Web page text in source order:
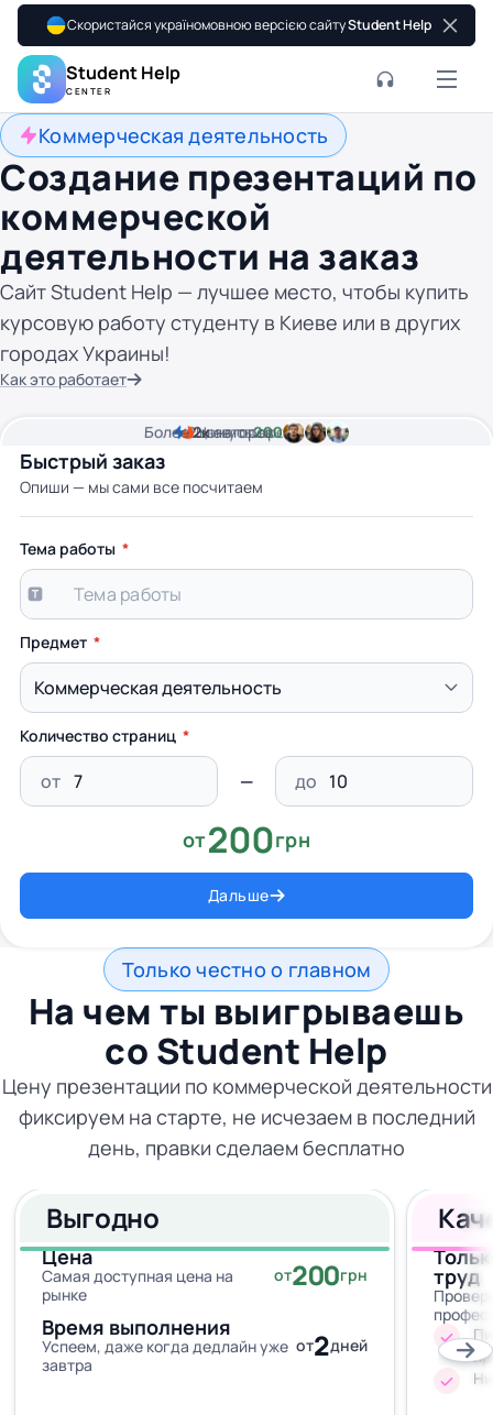
Скористайся україномовною версією сайтуStudent Help
Student Help
CENTER
Коммерческая деятельность
Создание презентаций по
коммерческой
деятельности на заказ
Сайт Student Help — лучшее место, чтобы купить
курсовую работу студенту в Киеве или в других
городах Украины!
Как это работает
Быстрый заказ
Опиши — мы сами все посчитаем
2минуты времени
Цена от200 грн
Более2кавторов
Тема работы
Предмет
Количество страниц
от до
от200грн
Дальше
Только честно о главном
На чем ты выигрываешь
со Student Help
Цену презентации по коммерческой деятельности
фиксируем на старте, не исчезаем в последний
день, правки сделаем бесплатно
Выгодно
Цена
Самая доступная цена на
рынке
от200грн
Время выполнения
Успеем, даже когда дедлайн уже
завтра
от2дней
труд